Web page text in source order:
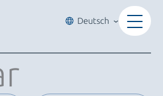
Deutsch